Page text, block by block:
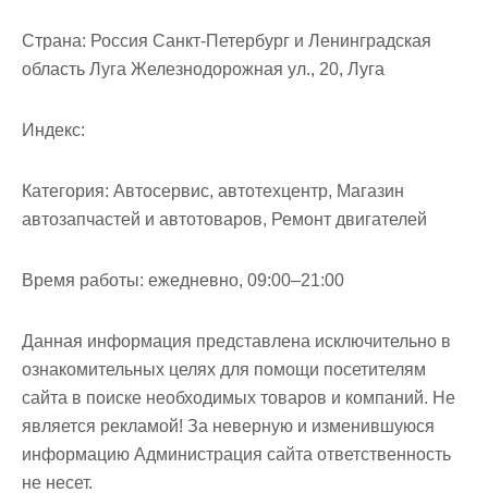
Страна: Россия Санкт-Петербург и Ленинградская
область Луга Железнодорожная ул., 20, Луга
Индекс:
Категория: Автосервис, автотехцентр, Магазин
автозапчастей и автотоваров, Ремонт двигателей
Время работы: ежедневно, 09:00–21:00
Данная информация представлена исключительно в
ознакомительных целях для помощи посетителям
сайта в поиске необходимых товаров и компаний. Не
является рекламой! За неверную и изменившуюся
информацию Администрация сайта ответственность
не несет.